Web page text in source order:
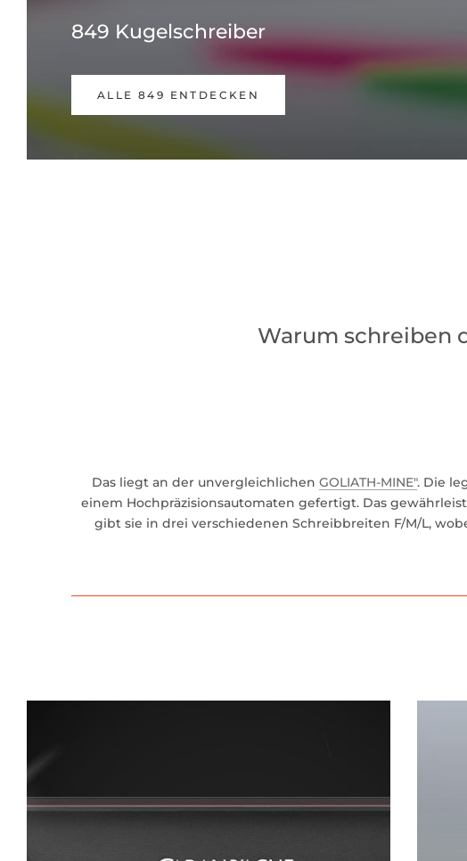
849 Kugelschreiber
ALLE 849 ENTDECKEN
Warum schreiben
Das liegt an der unvergleichlichen GOLIATH-MINE". Die
einem Hochpräzisionsautomaten gefertigt. Das
gibt sie in drei verschiedenen Schreibbreiten F/M/L,